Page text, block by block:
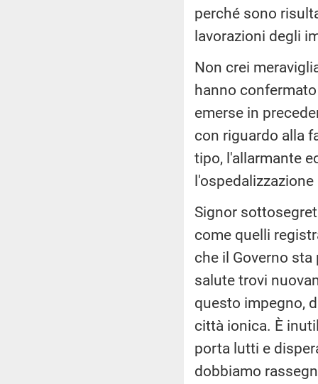
perché sono
lavorazioni degli
Non crei
hanno
emerse in
con riguardo alla
tipo, l'allarmante
Signor
come quelli
che il Governo
salute trovi
questo impegno,
città ionica. È
porta lutti e
dobbiamo